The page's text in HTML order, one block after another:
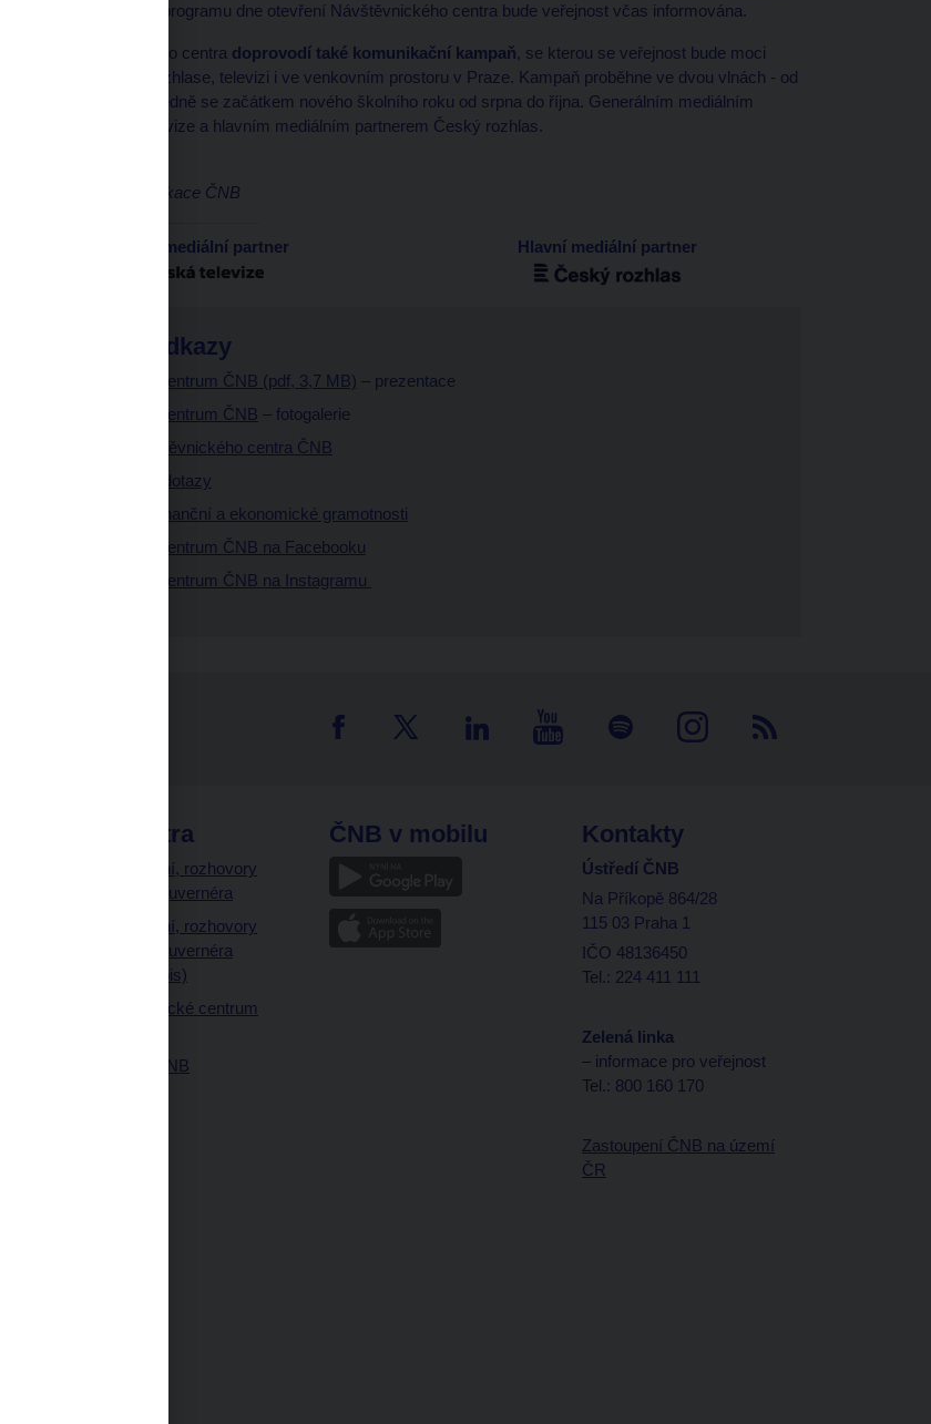
výzbroji. O podrobném programu dne otevření Návštěvnického centra bude veřejnost včas informována.
Otevření Návštěvnického centra doprovodí také komunikační kampaň, se kterou se veřejnost bude moci
setkat online, v tisku, rozhlase, televizi i ve venkovním prostoru v Praze. Kampaň proběhne ve dvou vlnách - od
dubna do června a následně se začátkem nového školního roku od srpna do října. Generálním mediálním
partnerem je Česká televize a hlavním mediálním partnerem Český rozhlas.
ředitelka odboru komunikace ČNB
Generální mediální partner Hlavní mediální partner
Související odkazy
Návštěvnické centrum ČNB (pdf, 3,7 MB) – prezentace
Návštěvnické centrum ČNB – fotogalerie
Microsite Návštěvnického centra ČNB
Často kladené dotazy
Podstránka k finanční a ekonomické gramotnosti
Návštěvnické centrum ČNB na Facebooku
Návštěvnické centrum ČNB na Instagramu
ČNB extra
Vystoupení, rozhovory
a články guvernéra
Vystoupení, rozhovory
a články guvernéra
(úplný výpis)
Návštěvnické centrum
Historie ČNB
ČNB v mobilu Kontakty
Ústředí ČNB
Na Příkopě 864/28
115 03 Praha 1
IČO 48136450
Tel.: 224 411 111
Zelená linka
– informace pro veřejnost
Tel.: 800 160 170
Zastoupení ČNB na území
ČR